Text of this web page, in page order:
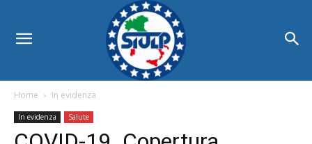
Home In evidenza
In evidenza Salute